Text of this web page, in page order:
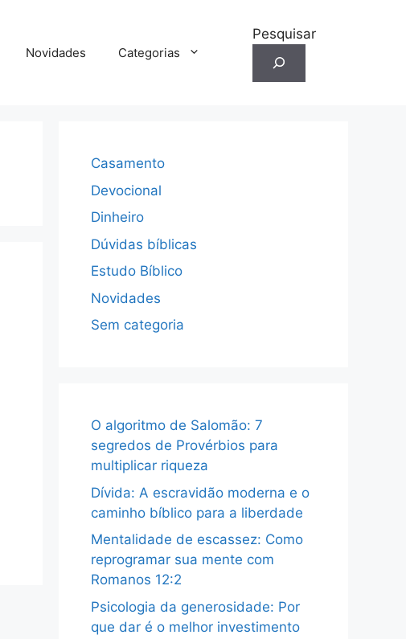
Novidades Categorias
Pesquisar
Casamento
Devocional
Dinheiro
Dúvidas bíblicas
Estudo Bíblico
Novidades
Sem categoria
O algoritmo de Salomão: 7
segredos de Provérbios para
multiplicar riqueza
Dívida: A escravidão moderna e o
caminho bíblico para a liberdade
Mentalidade de escassez: Como
reprogramar sua mente com
Romanos 12:2
Psicologia da generosidade: Por
que dar é o melhor investimento